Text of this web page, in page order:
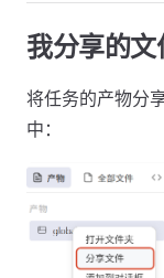
我分享的文
将任务的产物分
中：